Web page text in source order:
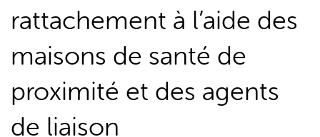
rattachement à l’aide des
maisons de santé de
proximité et des agents
de liaison